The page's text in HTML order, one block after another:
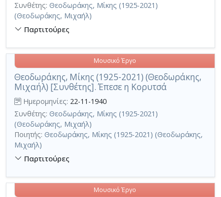
Συνθέτης: Θεοδωράκης, Μίκης (1925-2021)
(Θεοδωράκης, Μιχαήλ)
Παρτιτούρες
Θεοδωράκης, Μίκης (1925-2021) (Θεοδωράκης,
Μιχαήλ) [Συνθέτης]. Έπεσε η Κορυτσά
Μουσικό Έργο
Ημερομηνίες: 22-11-1940
Συνθέτης: Θεοδωράκης, Μίκης (1925-2021)
(Θεοδωράκης, Μιχαήλ)
Ποιητής: Θεοδωράκης, Μίκης (1925-2021) (Θεοδωράκης,
Μιχαήλ)
Παρτιτούρες
Μουσικό Έργο